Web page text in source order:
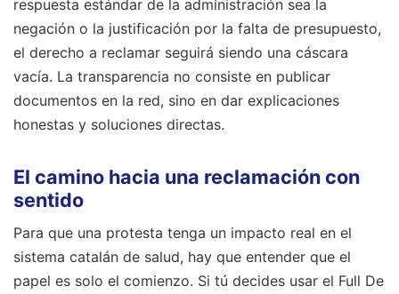
respuesta estándar de la administración sea la
negación o la justificación por la falta de presupuesto,
el derecho a reclamar seguirá siendo una cáscara
vacía. La transparencia no consiste en publicar
documentos en la red, sino en dar explicaciones
honestas y soluciones directas.
El camino hacia una reclamación con
sentido
Para que una protesta tenga un impacto real en el
sistema catalán de salud, hay que entender que el
papel es solo el comienzo. Si tú decides usar el Full De